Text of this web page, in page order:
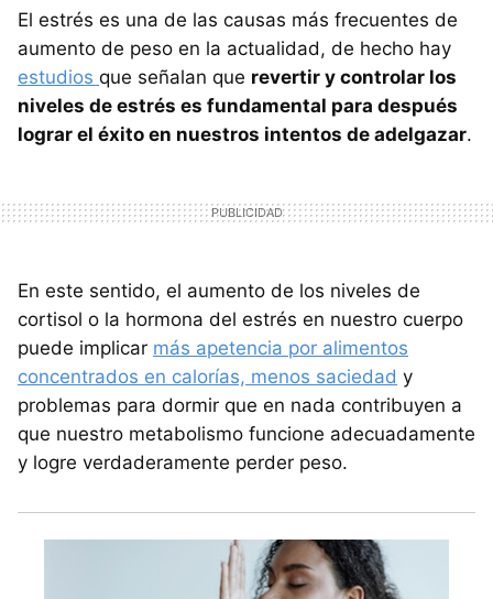
El estrés es una de las causas más frecuentes de
aumento de peso en la actualidad, de hecho hay
estudios que señalan que revertir y controlar los
niveles de estrés es fundamental para después
lograr el éxito en nuestros intentos de adelgazar.
En este sentido, el aumento de los niveles de
cortisol o la hormona del estrés en nuestro cuerpo
puede implicar más apetencia por alimentos
concentrados en calorías, menos saciedad y
problemas para dormir que en nada contribuyen a
que nuestro metabolismo funcione adecuadamente
y logre verdaderamente perder peso.